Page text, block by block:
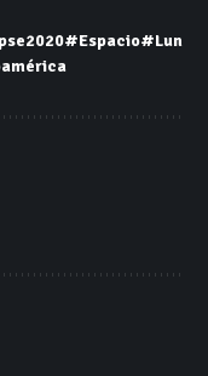
#Espacio#Lun